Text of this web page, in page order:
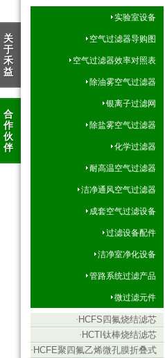
关
于
禾
益
合
作
伙
伴
实验室设备
空气过滤器导购图
空气过滤器效率对照表
除油雾空气过滤器
银离子过滤网
除盐雾空气过滤器
化学过滤器
耐高温空气过滤器
洁净通风空气过滤器
成套空气过滤设备
过滤设备配件
洁净室净化设备
管路系统过滤产品
微过滤元件
· HCFS四氟烧结滤芯
· HCTI钛棒烧结滤芯
· HCFE聚四氟乙烯微孔膜折叠式